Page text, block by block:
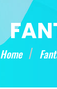
Home